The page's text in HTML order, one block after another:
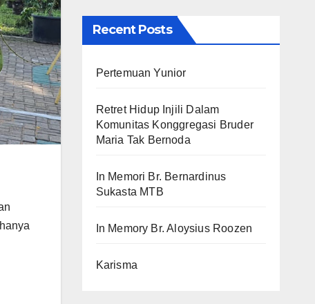
Recent Posts
Pertemuan Yunior
Retret Hidup Injili Dalam
Komunitas Konggregasi Bruder
Maria Tak Bernoda
In Memori Br. Bernardinus
Sukasta MTB
In Memory Br. Aloysius Roozen
Karisma